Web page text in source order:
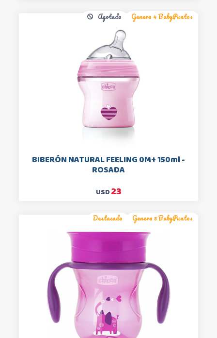
Agotado Genera 4 BabyPuntos
BIBERÓN NATURAL FEELING 0M+ 150ml -
ROSADA
USD23
Destacado Genera 5 BabyPuntos